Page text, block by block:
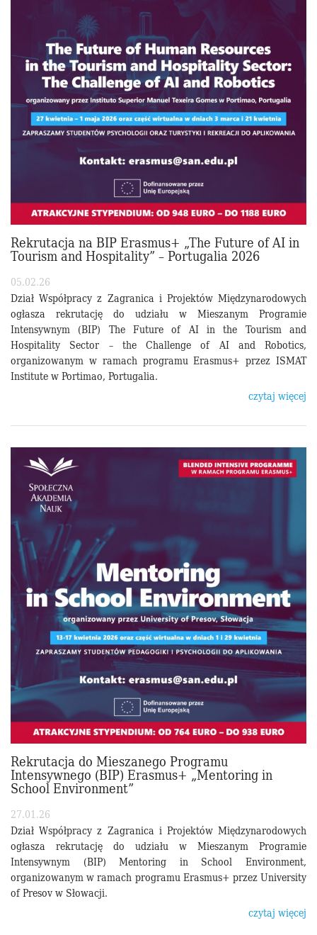
Rekrutacja na BIP Erasmus+ „The Future of AI in
Tourism and Hospitality” – Portugalia 2026
05.02.26
Dział Współpracy z Zagranica i Projektów Międzynarodowych
ogłasza rekrutację do udziału w Mieszanym Programie
Intensywnym (BIP) The Future of AI in the Tourism and
Hospitality Sector – the Challenge of AI and Robotics,
organizowanym w ramach programu Erasmus+ przez ISMAT
Institute w Portimao, Portugalia.
czytaj więcej
Rekrutacja do Mieszanego Programu
Intensywnego (BIP) Erasmus+ „Mentoring in
School Environment”
27.01.26
Dział Współpracy z Zagranica i Projektów Międzynarodowych
ogłasza rekrutację do udziału w Mieszanym Programie
Intensywnym (BIP) Mentoring in School Environment,
organizowanym w ramach programu Erasmus+ przez University
of Presov w Słowacji.
czytaj więcej